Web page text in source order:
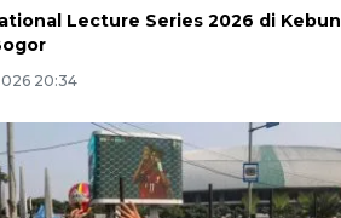
Lecture Series 2026 di Kebun
20:34